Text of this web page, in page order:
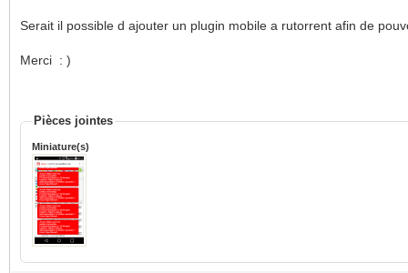
Serait il possible d ajouter un plugin mobile a rutorrent afin de
Merci : )
Pièces jointes
Miniature(s)